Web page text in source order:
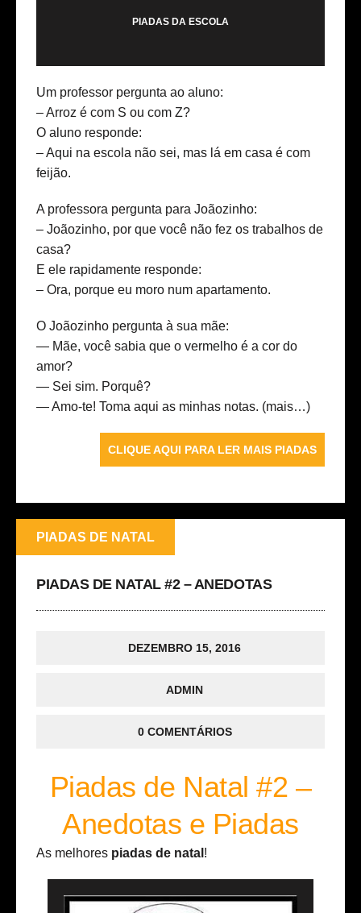
PIADAS DA ESCOLA
Um professor pergunta ao aluno:
– Arroz é com S ou com Z?
O aluno responde:
– Aqui na escola não sei, mas lá em casa é com
feijão.
A professora pergunta para Joãozinho:
– Joãozinho, por que você não fez os trabalhos de
casa?
E ele rapidamente responde:
– Ora, porque eu moro num apartamento.
O Joãozinho pergunta à sua mãe:
— Mãe, você sabia que o vermelho é a cor do
amor?
— Sei sim. Porquê?
— Amo-te! Toma aqui as minhas notas. (mais…)
CLIQUE AQUI PARA LER MAIS PIADAS
PIADAS DE NATAL
PIADAS DE NATAL #2 – ANEDOTAS
DEZEMBRO 15, 2016
ADMIN
0 COMENTÁRIOS
Piadas de Natal #2 –
Anedotas e Piadas
As melhores piadas de natal !